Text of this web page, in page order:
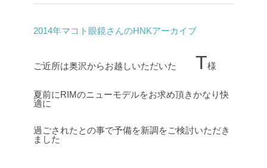
2014年マコト眼鏡さんのHNKアーカイブ
ご近所は奥沢からお越しいただいた T様
夏前にRIMのニューモデルをお求め頂きかなり快
適に
過ごされたとの事で予備を新調をご検討いただき
ました